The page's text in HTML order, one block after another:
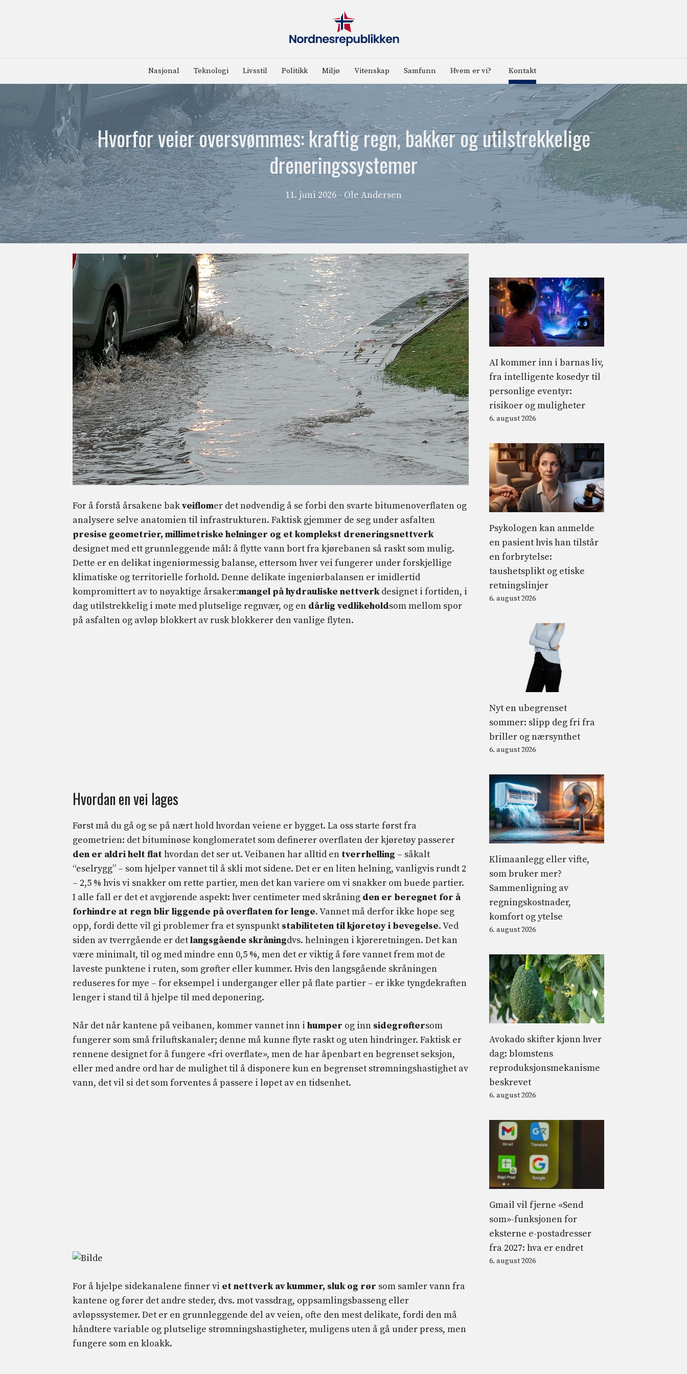
Nasjonal Teknologi Livsstil Politikk Miljø Vitenskap Samfunn Hvem er vi? Kontakt
Hvorfor veier oversvømmes: kraftig regn, bakker og utilstrekkelige
dreneringssystemer
11. juni 2026 - Ole Andersen
For å forstå årsakene bakveiflomer det nødvendig å se forbi den svarte bitumenoverflaten og
analysere selve anatomien til infrastrukturen. Faktisk gjemmer de seg under asfalten
presise geometrier, millimetriske helninger og et komplekst dreneringsnettverk
designet med ett grunnleggende mål: å flytte vann bort fra kjørebanen så raskt som mulig.
Dette er en delikat ingeniørmessig balanse, ettersom hver vei fungerer under forskjellige
klimatiske og territorielle forhold. Denne delikate ingeniørbalansen er imidlertid
kompromittert av to nøyaktige årsaker:mangel på hydrauliske nettverkdesignet i fortiden, i
dag utilstrekkelig i møte med plutselige regnvær, og en dårlig vedlikeholdsom mellom spor
på asfalten og avløp blokkert av rusk blokkerer den vanlige flyten.
Hvordan en vei lages
Først må du gå og se på nært hold hvordan veiene er bygget. La oss starte først fra
geometrien: det bituminøse konglomeratet som definerer overflaten der kjøretøy passerer
den er aldri helt flathvordan det ser ut. Veibanen har alltid en tverrhelling – såkalt
“eselrygg” – som hjelper vannet til å skli mot sidene. Det er en liten helning, vanligvis rundt 2
– 2,5 % hvis vi snakker om rette partier, men det kan variere om vi snakker om buede partier.
I alle fall er det et avgjørende aspekt: ​​hver centimeter med skråning den er beregnet for å
forhindre at regn blir liggende på overflaten for lenge. Vannet må derfor ikke hope seg
opp, fordi dette vil gi problemer fra et synspunkt stabiliteten til kjøretøy i bevegelse. Ved
siden av tverrgående er detlangsgående skråningdvs. helningen i kjøreretningen. Det kan
være minimalt, til og med mindre enn 0,5 %, men det er viktig å føre vannet frem mot de
laveste punktene i ruten, som grøfter eller kummer. Hvis den langsgående skråningen
reduseres for mye – for eksempel i underganger eller på flate partier – er ikke tyngdekraften
lenger i stand til å hjelpe til med deponering.
Når det når kantene på veibanen, kommer vannet inn i humper og inn sidegrøftersom
fungerer som små friluftskanaler; denne må kunne flyte raskt og uten hindringer. Faktisk er
rennene designet for å fungere «fri overflate», men de har åpenbart en begrenset seksjon,
eller med andre ord har de mulighet til å disponere kun en begrenset strømningshastighet av
vann, det vil si det som forventes å passere i løpet av en tidsenhet.
For å hjelpe sidekanalene finner vi et nettverk av kummer, sluk og rør som samler vann fra
kantene og fører det andre steder, dvs. mot vassdrag, oppsamlingsbasseng eller
avløpssystemer. Det er en grunnleggende del av veien, ofte den mest delikate, fordi den må
håndtere variable og plutselige strømningshastigheter, muligens uten å gå under press, men
fungere som en kloakk.
AI kommer inn i barnas liv,
fra intelligente kosedyr til
personlige eventyr:
risikoer og muligheter
6. august 2026
Psykologen kan anmelde
en pasient hvis han tilstår
en forbrytelse:
taushetsplikt og etiske
retningslinjer
6. august 2026
Nyt en ubegrenset
sommer: slipp deg fri fra
briller og nærsynthet
6. august 2026
Klimaanlegg eller vifte,
som bruker mer?
Sammenligning av
regningskostnader,
komfort og ytelse
6. august 2026
Avokado skifter kjønn hver
dag: blomstens
reproduksjonsmekanisme
beskrevet
6. august 2026
Gmail vil fjerne «Send
som»-funksjonen for
eksterne e-postadresser
fra 2027: hva er endret
6. august 2026